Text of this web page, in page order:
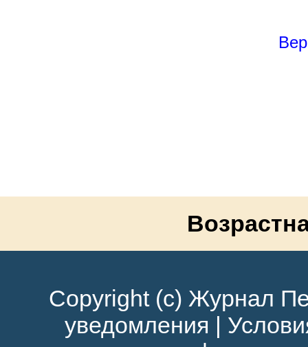
Copyright (c) Журнал
уведомления |